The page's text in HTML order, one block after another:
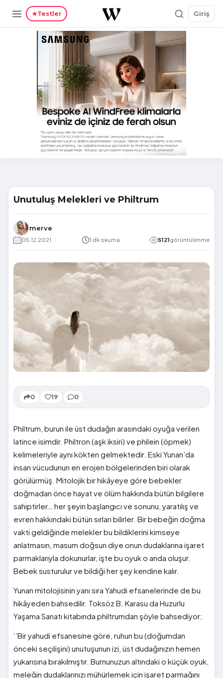
Testler Giriş
Unutuluş Melekleri ve Philtrum
merve
05.12.2021 1 dk okuma 5121görüntülenme
0 19 0
Philtrum, burun ile üst dudağın arasındaki oyuğa verilen
latince isimdir. Philtron (aşk iksiri) ve philein (öpmek)
kelimeleriyle aynı kökten gelmektedir. Eski Yunan’da
insan vücudunun en erojen bölgelerinden biri olarak
görülürmüş. Mitolojik bir hikâyeye göre bebekler
doğmadan önce hayat ve ölüm hakkında bütün bilgilere
sahiptirler… her şeyin başlangıcı ve sonunu, yaratılış ve
evren hakkındaki bütün sırları bilirler. Bir bebeğin doğma
vakti geldiğinde melekler bu bildiklerini kimseye
anlatmasın, masum doğsun diye onun dudaklarına işaret
parmaklarıyla dokunurlar, işte bu oyuk o anda oluşur.
Bebek susturulur ve bildiği her şey kendine kalır.
Yunan mitolojisinin yanı sıra Yahudi efsanelerinde de bu
hikâyeden bahsedilir. Toksöz B. Karasu da Huzurlu
Yaşama Sanatı kitabında philtrumdan şöyle bahsediyor;
‘’Bir yahudi efsanesine göre, ruhun bu (doğumdan
önceki seçilişini) unutuşunun izi, üst dudağınızın hemen
yukarısına bırakılmıştır. Burnunuzun altındaki o küçük oyuk,
meleğin dudaklarınızı mühürlemek için işaret parmağını